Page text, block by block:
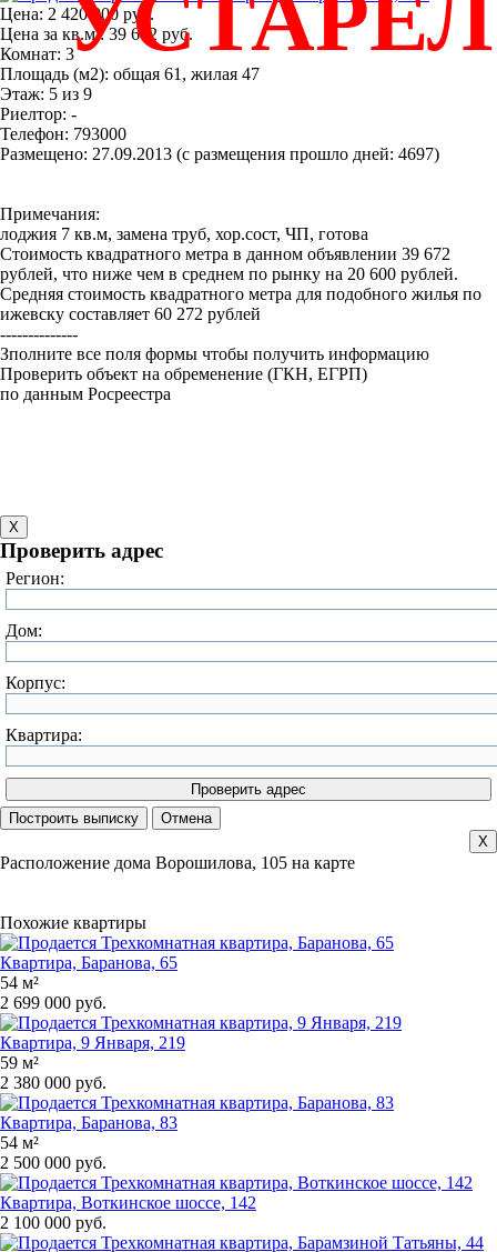
Цена: 2 420 000 руб.
Цена за кв.м.: 39 672 руб.
Комнат: 3
Площадь (м2): общая 61, жилая 47
Этаж: 5 из 9
Риелтор: -
Телефон: 793000
Размещено: 27.09.2013 (с размещения прошло дней: 4697)
Примечания:
лоджия 7 кв.м, замена труб, хор.сост, ЧП, готова
Стоимость квадратного метра в данном объявлении 39 672
рублей, что ниже чем в среднем по рынку на 20 600 рублей.
Средняя стоимость квадратного метра для подобного жилья по
ижевску составляет 60 272 рублей
--------------
Зполните все поля формы чтобы получить информацию
Проверить объект на обременение (ГКН, ЕГРП)
по данным Росреестра
X
Проверить адрес
Регион:
Дом:
Корпус:
Квартира:
X
Расположение дома Ворошилова, 105 на карте
Похожие квартиры
Квартира, Баранова, 65
54 м²
2 699 000 руб.
Квартира, 9 Января, 219
59 м²
2 380 000 руб.
Квартира, Баранова, 83
54 м²
2 500 000 руб.
Квартира, Воткинское шоссе, 142
2 100 000 руб.